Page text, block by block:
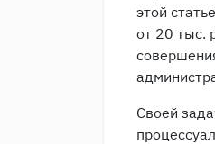
этой
от 20 тыс.
Своей